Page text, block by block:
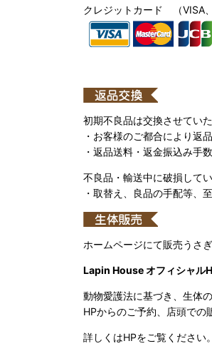
クレジットカード （VISA
初期不良品は交換させていた
・お客様のご都合により返
・返品送料・返金振込み手
不良品・輸送中に破損して
・取替え、良品の手配等、
ホームページにて販売うさ
Lapin House オフィシャル
動物愛護法に基づき、生体
HPからのご予約、店頭での
詳しくはHPをご覧ください。